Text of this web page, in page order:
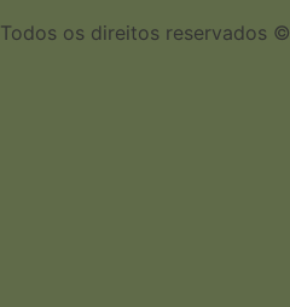
Todos os direitos reservados